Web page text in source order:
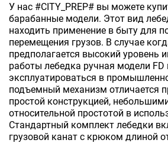
У нас #CITY_PREP# вы можете
барабанные модели. Этот вид
находить применение в быту для
перемещения грузов. В случае
предполагается высокий уровень
работы лебедка ручная модели
эксплуатироваться в
подъемный механизм отличается
простой конструкцией,
относительной простотой в
Стандартный комплект лебедки
грузовой канат с крюком длиной